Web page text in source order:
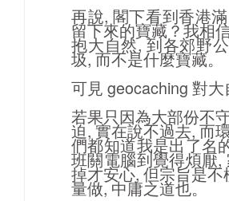
再說, 閣下看到香港
留下來的寶藏？我相
抱大自然, 到各郊野
圾, 而不是什麼寶藏。
可見 geocaching 對
若果只因為大部份不
迫, 實在說不過去, 而
們都知道我是出了名
班關電腦到覺得煩厭
掉才安心, 但宗旨是
量做, 中庸之道也。